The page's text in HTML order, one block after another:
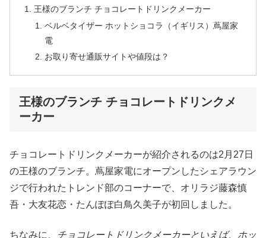
王様のブランチ チョコレートドリンクメーカー
ベルベタイザー ホットショコラ（イギリス）蔦屋家
電
お取り寄せ通販サイトや値段は？
王様のブランチ チョコレートドリンクメ
ーカー
チョコレートドリンクメーカーが紹介されるのは2月27日
の王様のブランチ。蔦屋家電にオープンしたシェアラウン
ジで行われたトレンド部のコーナーで、オリラジ藤森慎
吾・大友花恋・たんぽぽ白鳥久美子が初回しました。
ちなみに、
チョコレートドリンクメーカーといえば、ホッ